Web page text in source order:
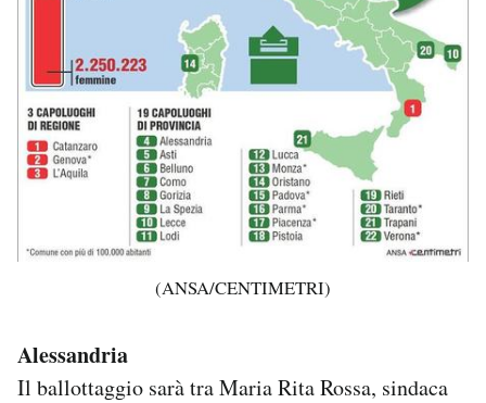
(ANSA/CENTIMETRI)
Alessandria
Il ballottaggio sarà tra Maria Rita Rossa, sindaca